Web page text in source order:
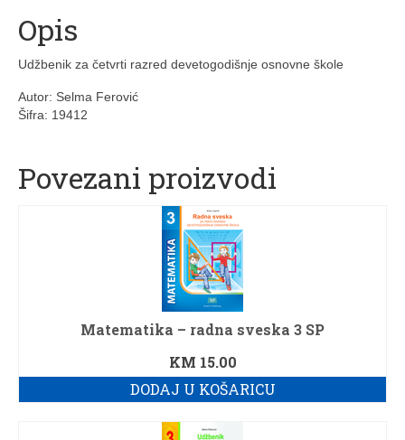
4. razred srednje škole
Ostalo
Računari – računarska tehnika
Fiskalizacija
Web dizajn usluge
Opis
Udžbenik za četvrti razred devetogodišnje osnovne škole
Autor: Selma Ferović
Šifra: 19412
Povezani proizvodi
Matematika – radna sveska 3 SP
KM 15.00
DODAJ U KOŠARICU